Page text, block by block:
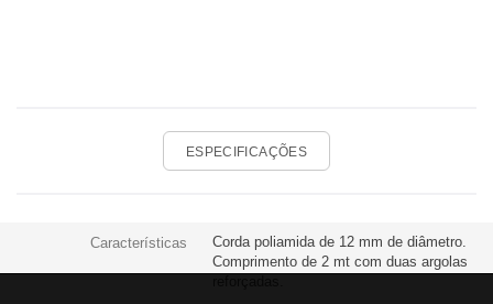
ESPECIFICAÇÕES
Características
Corda poliamida de 12 mm de diâmetro.
Comprimento de 2 mt com duas argolas